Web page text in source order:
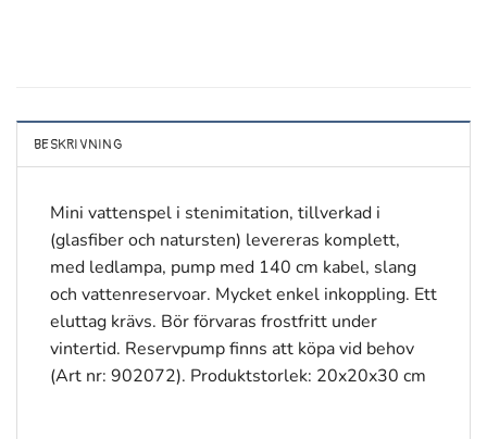
BESKRIVNING
Mini vattenspel i stenimitation, tillverkad i
(glasfiber och natursten) levereras komplett,
med ledlampa, pump med 140 cm kabel, slang
och vattenreservoar. Mycket enkel inkoppling. Ett
eluttag krävs. Bör förvaras frostfritt under
vintertid. Reservpump finns att köpa vid behov
(Art nr: 902072). Produktstorlek: 20x20x30 cm